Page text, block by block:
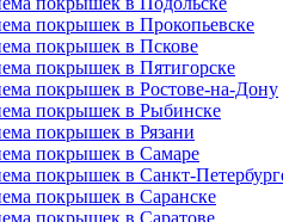
покрышек в Прокопьевске
покрышек в Пскове
покрышек в Пятигорске
покрышек в Ростове-на-Дону
покрышек в Рыбинске
покрышек в Рязани
покрышек в Самаре
покрышек в Санкт-
покрышек в Саранске
покрышек в Саратове